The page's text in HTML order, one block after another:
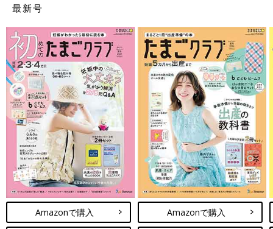
最新号
Amazonで購入 Amazonで購入